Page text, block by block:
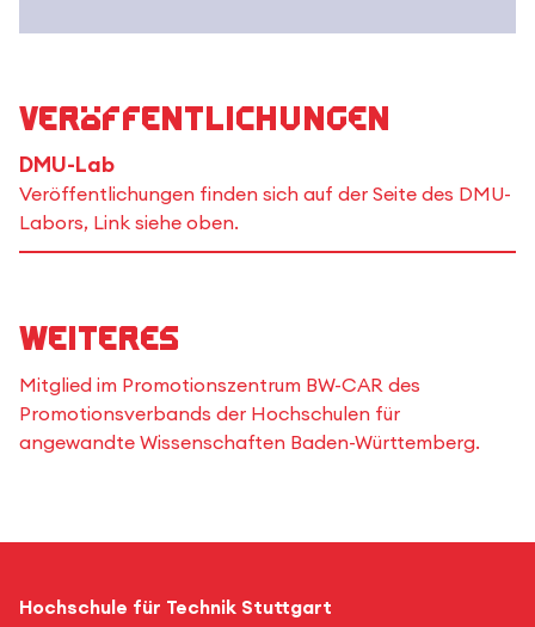
Veröffentlichungen
DMU-Lab
Veröffentlichungen finden sich auf der Seite des DMU-
Labors, Link siehe oben.
Weiteres
Mitglied im Promotionszentrum BW-CAR des
Promotionsverbands der Hochschulen für
angewandte Wissenschaften Baden-Württemberg.
Hochschule für Technik Stuttgart